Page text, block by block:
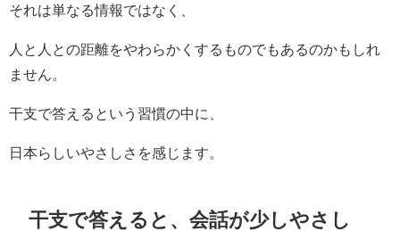
それは単なる情報ではなく、
人と人との距離をやわらかくするものでもあるのかもしれ
ません。
干支で答えるという習慣の中に、
日本らしいやさしさを感じます。
干支で答えると、会話が少しやさし